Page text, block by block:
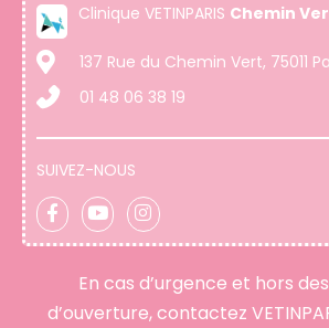
Clinique VETINPARIS Chemin
137 Rue du Chemin Vert, 75011
01 48 06 38 19
SUIVEZ-NOUS
En cas d’urgence et hors
d’ouverture, contactez